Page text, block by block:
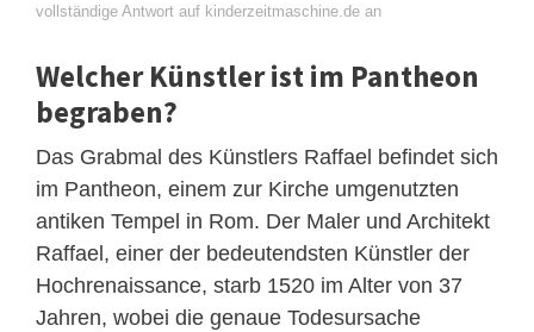
vollständige Antwort auf kinderzeitmaschine.de an
Welcher Künstler ist im Pantheon
begraben?
Das Grabmal des Künstlers Raffael befindet sich
im Pantheon, einem zur Kirche umgenutzten
antiken Tempel in Rom. Der Maler und Architekt
Raffael, einer der bedeutendsten Künstler der
Hochrenaissance, starb 1520 im Alter von 37
Jahren, wobei die genaue Todesursache